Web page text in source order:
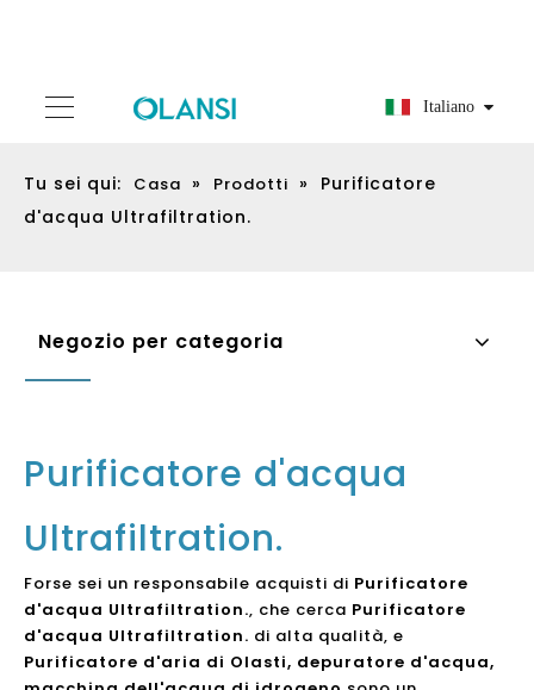
Italiano
Tu sei qui: Casa » Prodotti »
Purificatore
d'acqua Ultrafiltration.
Negozio per categoria
Purificatore d'acqua
Ultrafiltration.
Forse sei un responsabile acquisti di Purificatore
d'acqua Ultrafiltration., che cerca Purificatore
d'acqua Ultrafiltration. di alta qualità, e
Purificatore d'aria di Olasti, depuratore d'acqua,